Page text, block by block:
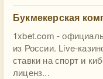
Букмекерская
1xbet.com -
из России. Live-
ставки на спорт и
лиценз...